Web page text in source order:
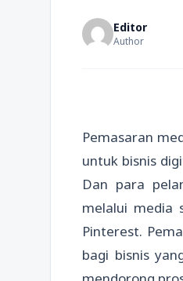
Editor
Author
Pemasaran
untuk bisnis
Dan para
melalui media
Pinterest.
bagi bisnis